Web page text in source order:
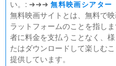
Civil War（原題）
翔んで埼玉 ～琵琶湖より愛
い。: ➜➜➜無料映画シアター
無料映画サイトとは、無料で
ラットフォームのことを指し
者に料金を支払うことなく、
たはダウンロードして楽しむ
提供しています。